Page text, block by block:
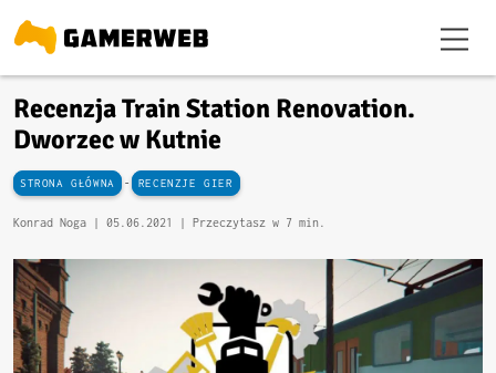
Recenzja Train Station Renovation.
Dworzec w Kutnie
STRONA GŁÓWNA - RECENZJE GIER
Konrad Noga | 05.06.2021 | Przeczytasz w 7 min.